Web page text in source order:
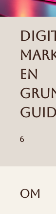
En
6
Om